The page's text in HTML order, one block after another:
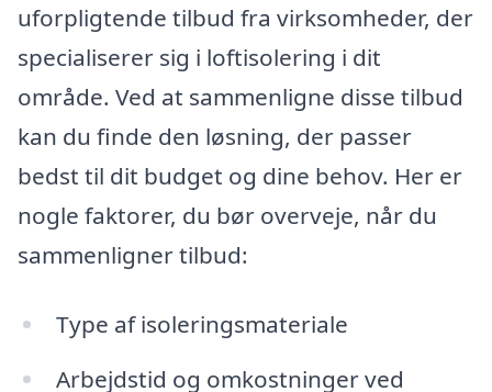
uforpligtende tilbud fra virksomheder, der
specialiserer sig i loftisolering i dit
område. Ved at sammenligne disse tilbud
kan du finde den løsning, der passer
bedst til dit budget og dine behov. Her er
nogle faktorer, du bør overveje, når du
sammenligner tilbud:
Type af isoleringsmateriale
Arbejdstid og omkostninger ved